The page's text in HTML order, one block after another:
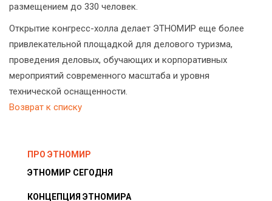
размещением до 330 человек.
Открытие конгресс-холла делает ЭТНОМИР еще более
привлекательной площадкой для делового туризма,
проведения деловых, обучающих и корпоративных
мероприятий современного масштаба и уровня
технической оснащенности.
Возврат к списку
ПРО ЭТНОМИР
ЭТНОМИР СЕГОДНЯ
КОНЦЕПЦИЯ ЭТНОМИРА